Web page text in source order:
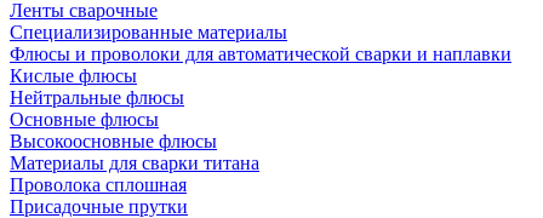
Ленты сварочные
Специализированные материалы
Флюсы и проволоки для автоматической сварки и наплавки
Кислые флюсы
Нейтральные флюсы
Основные флюсы
Высокоосновные флюсы
Материалы для сварки титана
Проволока сплошная
Присадочные прутки